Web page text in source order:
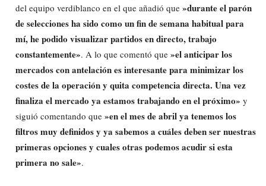
del equipo verdiblanco en el que añadió que »durante el parón
de selecciones ha sido como un fin de semana habitual para
mí, he podido visualizar partidos en directo, trabajo
constantemente». A lo que comentó que »el anticipar los
mercados con antelación es interesante para minimizar los
costes de la operación y quita competencia directa. Una vez
finaliza el mercado ya estamos trabajando en el próximo» y
siguió comentando que »en el mes de abril ya tenemos los
filtros muy definidos y ya sabemos a cuáles deben ser nuestras
primeras opciones y cuales otras podemos acudir si esta
primera no sale».